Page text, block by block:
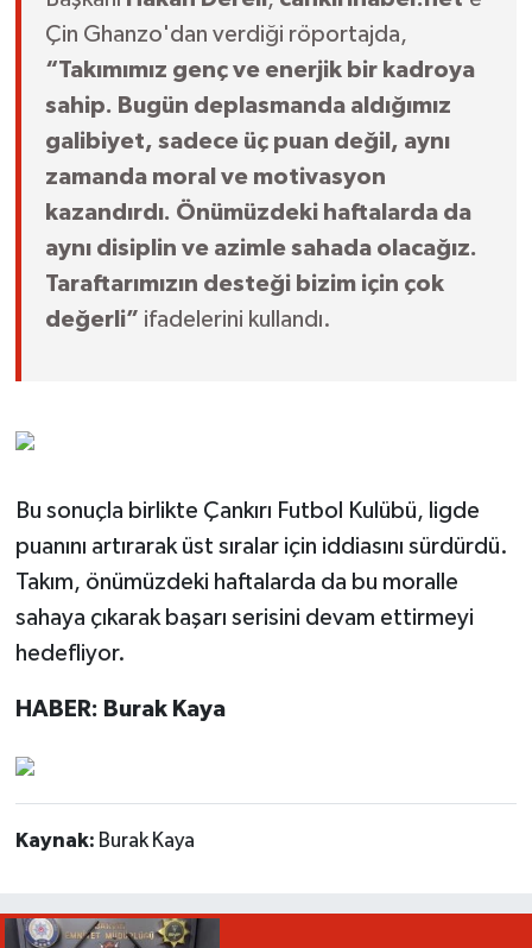
Çin Ghanzo'dan verdiği röportajda,
“Takımımız genç ve enerjik bir kadroya
sahip. Bugün deplasmanda aldığımız
galibiyet, sadece üç puan değil, aynı
zamanda moral ve motivasyon
kazandırdı. Önümüzdeki haftalarda da
aynı disiplin ve azimle sahada olacağız.
Taraftarımızın desteği bizim için çok
değerli” ifadelerini kullandı.
Bu sonuçla birlikte Çankırı Futbol Kulübü, ligde
puanını artırarak üst sıralar için iddiasını sürdürdü.
Takım, önümüzdeki haftalarda da bu moralle
sahaya çıkarak başarı serisini devam ettirmeyi
hedefliyor.
HABER: Burak Kaya
Kaynak: Burak Kaya